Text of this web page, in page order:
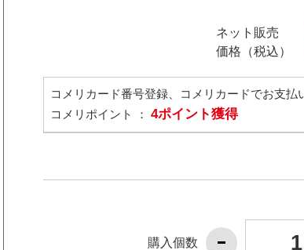
ネット販売
価格（税込）
コメリカード番号登録、コメリカードでお支払
コメリポイント ： 4ポイント獲得
購入個数